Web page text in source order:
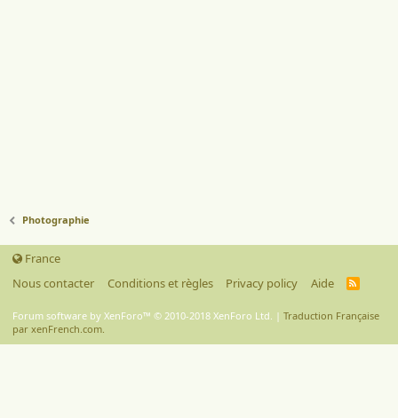
Photographie
France
Nous contacter
Conditions et règles Privacy policy Aide
R
S
Forum software by XenForo™ © 2010-2018 XenForo Ltd. | Traduction Française
par xenFrench.com.